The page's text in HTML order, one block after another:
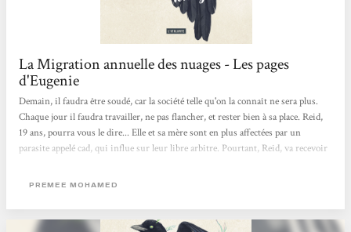
La Migration annuelle des nuages - Les pages
d'Eugenie
Demain, il faudra être soudé, car la société telle qu'on la connaît ne sera plus.
Chaque jour il faudra travailler, ne pas flancher, et rester bien à sa place. Reid,
19 ans, pourra vous le dire... Elle et sa mère sont en plus affectées par un
parasite appelé cad, qui influe sur leur libre arbitre. Pourtant, Reid, va recevoir
demain qui ne ressemble plus en rien à aujourd'hui, cette lettre est-elle une
Entre obligations familiales, désir de découverte,...
PREMEE MOHAMED